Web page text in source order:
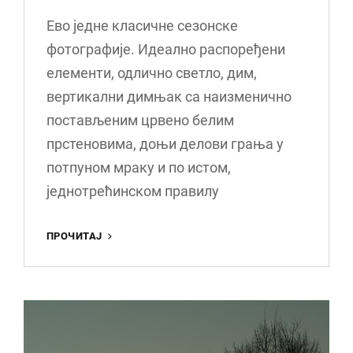
Ево једне класичне сезонске
фотографије. Идеално распоређени
елементи, одлично светло, дим,
вертикални димњак са наизменично
постављеним црвено белим
прстеновима, доњи делови грања у
потпуном мраку и по истом,
једнотрећинском правилу
ПРОЧИТАЈ